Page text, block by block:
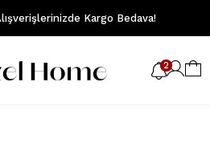
Kargo Bedava!
2